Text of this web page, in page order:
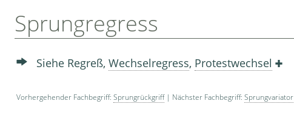
Sprungregress
Siehe Regreß, Wechselregress, Protestwechsel
Vorhergehender Fachbegriff: Sprungrückgriff| Nächster Fachbegriff: Sprungvariator